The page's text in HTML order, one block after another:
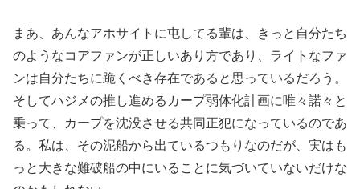
まあ、あんなアホサイトに屯してる輩は、きっと自分たち
のようなコアファンが正しいあり方であり、ライトなファ
ンは自分たちに跪くべき存在であると思っているだろう。
そしてハジメの推し進めるカープ弱体化計画に唯々諾々と
乗って、カープを沈没させる共同正犯になっているのであ
る。私は、その泥船から出ているつもりなのだが、実はも
っと大きな難破船の中にいることに気づいていないだけな